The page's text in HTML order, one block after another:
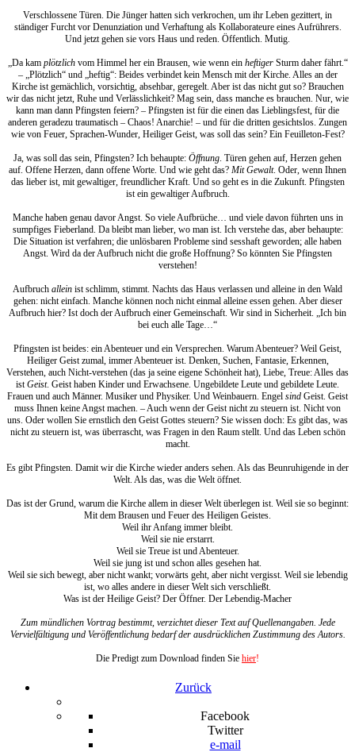
Verschlossene Türen. Die Jünger hatten sich verkrochen, um ihr Leben gezittert, in
ständiger Furcht vor Denunziation und Verhaftung als Kollaborateure eines Aufrührers.
Und jetzt gehen sie vors Haus und reden. Öffentlich. Mutig.
„Da kam plötzlichvom Himmel her ein Brausen, wie wenn ein heftigerSturm daher fährt.“
– „Plötzlich“ und „heftig“: Beides verbindet kein Mensch mit der Kirche. Alles an der
Kirche ist gemächlich, vorsichtig, absehbar, geregelt. Aber ist das nicht gut so? Brauchen
wir das nicht jetzt, Ruhe und Verlässlichkeit? Mag sein, dass manche es brauchen. Nur, wie
kann man dann Pfingsten feiern? – Pfingsten ist für die einen das Lieblingsfest, für die
anderen geradezu traumatisch – Chaos! Anarchie! – und für die dritten gesichtslos. Zungen
wie von Feuer, Sprachen-Wunder, Heiliger Geist, was soll das sein? Ein Feuilleton-Fest?
Ja, was soll das sein, Pfingsten? Ich behaupte: Öffnung . Türen gehen auf, Herzen gehen
auf. Offene Herzen, dann offene Worte. Und wie geht das? Mit Gewalt. Oder, wenn Ihnen
das lieber ist, mit gewaltiger, freundlicher Kraft. Und so geht es in die Zukunft. Pfingsten
ist ein gewaltiger Aufbruch.
Manche haben genau davor Angst. So viele Aufbrüche… und viele davon führten uns in
sumpfiges Fieberland. Da bleibt man lieber, wo man ist. Ich verstehe das, aber behaupte:
Die Situation ist verfahren; die unlösbaren Probleme sind sesshaft geworden; alle haben
Angst. Wird da der Aufbruch nicht die große Hoffnung? So könnten Sie Pfingsten
verstehen!
Aufbruch allein ist schlimm, stimmt. Nachts das Haus verlassen und alleine in den Wald
gehen: nicht einfach. Manche können noch nicht einmal alleine essen gehen. Aber dieser
Aufbruch hier? Ist doch der Aufbruch einer Gemeinschaft. Wir sind in Sicherheit. „Ich bin
bei euch alle Tage…“
Pfingsten ist beides: ein Abenteuer und ein Versprechen. Warum Abenteuer? Weil Geist,
Heiliger Geist zumal, immer Abenteuer ist. Denken, Suchen, Fantasie, Erkennen,
Verstehen, auch Nicht-verstehen (das ja seine eigene Schönheit hat), Liebe, Treue: Alles das
ist Geist. Geist haben Kinder und Erwachsene. Ungebildete Leute und gebildete Leute.
Frauen und auch Männer. Musiker und Physiker. Und Weinbauern. Engel sind Geist. Geist
muss Ihnen keine Angst machen. – Auch wenn der Geist nicht zu steuern ist. Nicht von
uns. Oder wollen Sie ernstlich den Geist Gottes steuern? Sie wissen doch: Es gibt das, was
nicht zu steuern ist, was überrascht, was Fragen in den Raum stellt. Und das Leben schön
macht.
Es gibt Pfingsten. Damit wir die Kirche wieder anders sehen. Als das Beunruhigende in der
Welt. Als das, was die Welt öffnet.
Das ist der Grund, warum die Kirche allem in dieser Welt überlegen ist. Weil sie so beginnt:
Mit dem Brausen und Feuer des Heiligen Geistes.
Weil ihr Anfang immer bleibt.
Weil sie nie erstarrt.
Weil sie Treue ist und Abenteuer.
Weil sie jung ist und schon alles gesehen hat.
Weil sie sich bewegt, aber nicht wankt; vorwärts geht, aber nicht vergisst. Weil sie lebendig
ist, wo alles andere in dieser Welt sich verschließt.
Was ist der Heilige Geist? Der Öffner. Der Lebendig-Macher
Zum mündlichen Vortrag bestimmt, verzichtet dieser Text auf Quellenangaben. Jede
Vervielfältigung und Veröffentlichung bedarf der ausdrücklichen Zustimmung des Autors.
Die Predigt zum Download finden Sie hier!
Zurück
Facebook
Twitter
e-mail